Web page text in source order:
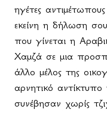
ηγέτες
εκείνη η δήλωση
που γίνεται η
Χαμζά σε μια
άλλο μέλος της
αρνητικό
συνέβησαν χωρίς